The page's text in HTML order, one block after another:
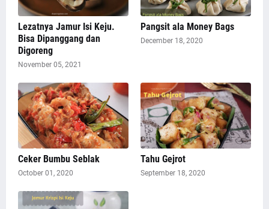
Lezatnya Jamur Isi Keju.
Bisa Dipanggang dan
Digoreng
November 05, 2021
Pangsit ala Money Bags
December 18, 2020
Ceker Bumbu Seblak
October 01, 2020
Tahu Gejrot
September 18, 2020